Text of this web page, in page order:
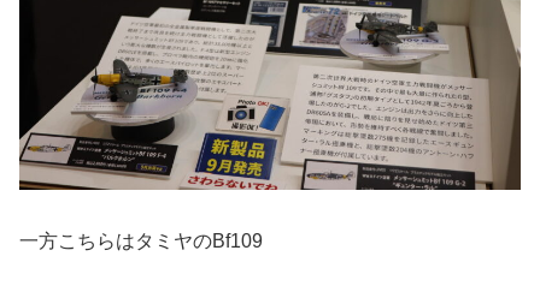
一方こちらはタミヤのBf109